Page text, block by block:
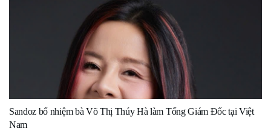
Sandoz bổ nhiệm bà Võ Thị Thúy Hà làm Tổng Giám Đốc tại Việt
Nam